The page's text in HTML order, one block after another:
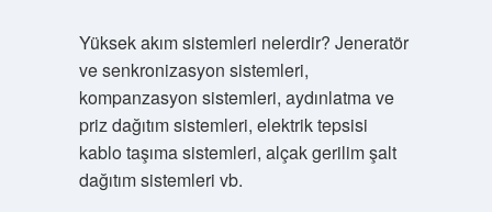
Yüksek akım sistemleri nelerdir? Jeneratör
ve senkronizasyon sistemleri,
kompanzasyon sistemleri, aydınlatma ve
priz dağıtım sistemleri, elektrik tepsisi
kablo taşıma sistemleri, alçak gerilim şalt
dağıtım sistemleri vb.